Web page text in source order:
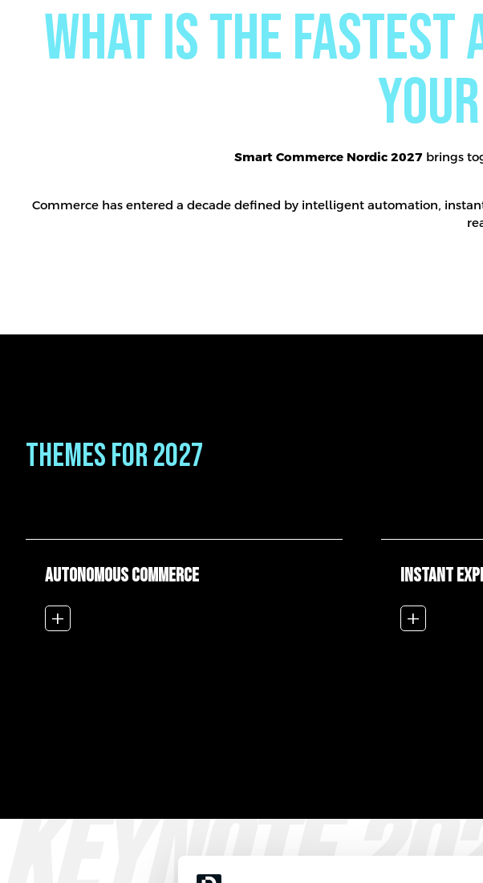
What is the fastest
Smart Commerce Nordic 2027 brings
Commerce has entered a decade defined by intelligent automation,
Themes for 2027
Autonomous Commerce
add_2
Instant
add_2